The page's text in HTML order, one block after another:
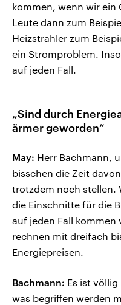
kommen, wenn wir ein
Leute dann zum
Heizstrahler zum
ein Stromproblem.
auf jeden Fall.
„Sind durch
ärmer geworden“
May: Herr Bachmann,
bisschen die Zeit
trotzdem noch stellen.
die Einschnitte für die
auf jeden Fall kommen
rechnen mit dreifach
Energiepreisen.
Bachmann: Es ist
was begriffen werden